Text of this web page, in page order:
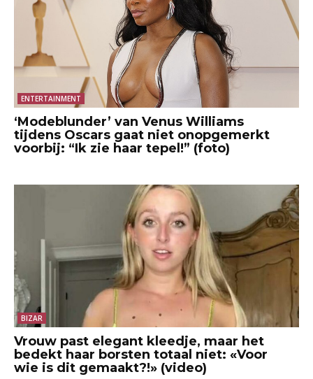
ENTERTAINMENT
‘Modeblunder’ van Venus Williams
tijdens Oscars gaat niet onopgemerkt
voorbij: “Ik zie haar tepel!” (foto)
BIZAR
Vrouw past elegant kleedje, maar het
bedekt haar borsten totaal niet: «Voor
wie is dit gemaakt?!» (video)